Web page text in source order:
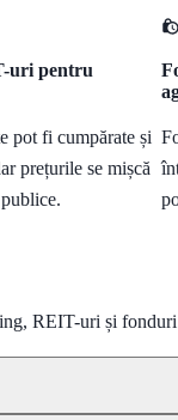
uri pentru
pot fi cumpărate și
prețurile se mișcă
REIT-uri și